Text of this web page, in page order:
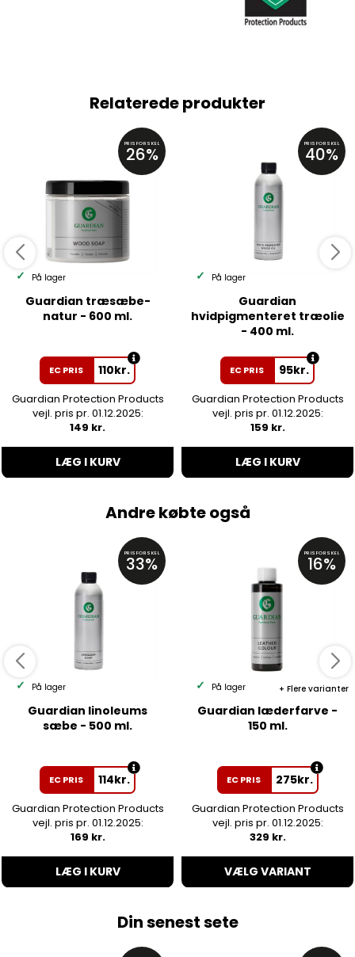
Relaterede produkter
PRISFORSKEL
26%
På lager
Guardian træsæbe-
natur - 600 ml.
EC PRIS 110kr.
Guardian Protection Products
vejl. pris pr. 01.12.2025:
149 kr.
LÆG I KURV
PRISFORSKEL
40%
På lager
Guardian
hvidpigmenteret træolie
- 400 ml.
EC PRIS 95kr.
Guardian Protection Products
vejl. pris pr. 01.12.2025:
159 kr.
LÆG I KURV
Andre købte også
PRISFORSKEL
33%
På lager
Guardian linoleums
sæbe - 500 ml.
EC PRIS 114kr.
Guardian Protection Products
vejl. pris pr. 01.12.2025:
169 kr.
LÆG I KURV
PRISFORSKEL
16%
Flere varianter
På lager
Guardian læderfarve -
150 ml.
EC PRIS 275kr.
Guardian Protection Products
vejl. pris pr. 01.12.2025:
329 kr.
VÆLG VARIANT
Din senest sete